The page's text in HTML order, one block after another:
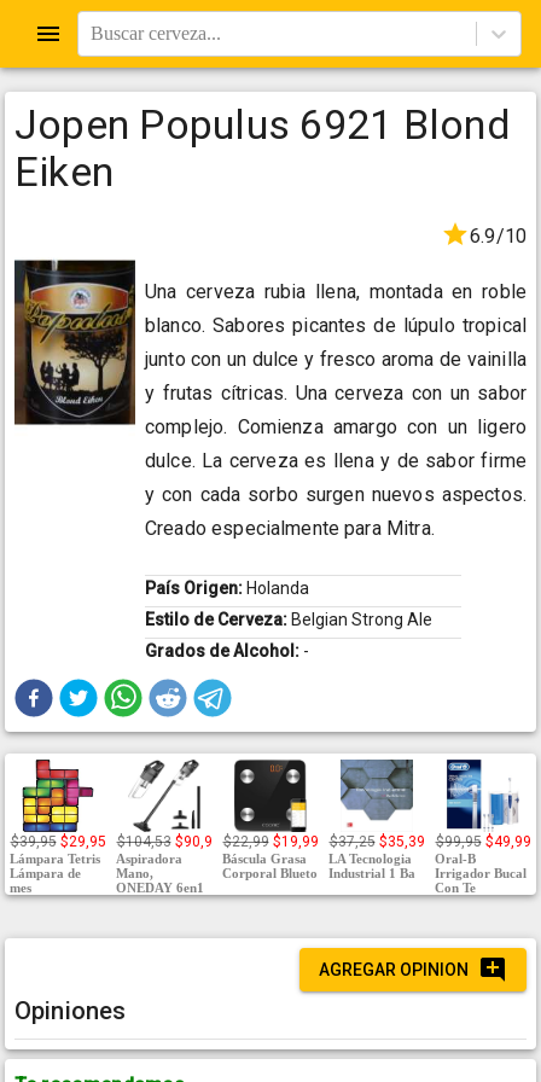
Buscar cerveza...
Jopen Populus 6921 Blond
Eiken
6.9/10
Una cerveza rubia llena, montada en roble
blanco. Sabores picantes de lúpulo tropical
junto con un dulce y fresco aroma de vainilla
y frutas cítricas. Una cerveza con un sabor
complejo. Comienza amargo con un ligero
dulce. La cerveza es llena y de sabor firme
y con cada sorbo surgen nuevos aspectos.
Creado especialmente para Mitra.
País Origen: Holanda
Estilo de Cerveza: Belgian Strong Ale
Grados de Alcohol: -
$39,95 $29,95
Lámpara Tetris
Lámpara de
mes
$104,53 $90,9
Aspiradora
Mano,
ONEDAY 6en1
$22,99 $19,99
Báscula Grasa
Corporal Blueto
$37,25 $35,39
LA Tecnologia
Industrial 1 Ba
$99,95 $49,99
Oral-B
Irrigador Bucal
Con Te
AGREGAR OPINION
Opiniones